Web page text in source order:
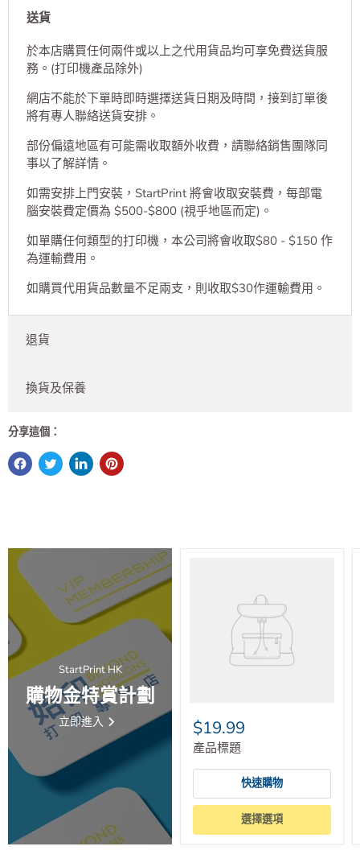
送貨
於本店購買任何兩件或以上之代用貨品均可享免費送貨服
務。(打印機產品除外)
網店不能於下單時即時選擇送貨日期及時間，接到訂單後
將有專人聯絡送貨安排。
部份偏遠地區有可能需收取額外收費，請聯絡銷售團隊同
事以了解詳情。
如需安排上門安裝，StartPrint 將會收取安裝費，每部電
腦安裝費定價為 $500-$800 (視乎地區而定)。
如單購任何類型的打印機，本公司將會收取$80 - $150 作
為運輸費用。
如購買代用貨品數量不足兩支，則收取$30作運輸費用。
退貨
換貨及保養
分享這個：
StartPrint HK
購物金特賞計劃
立即進入 $19.99
產品標題
快速購物
選擇選項